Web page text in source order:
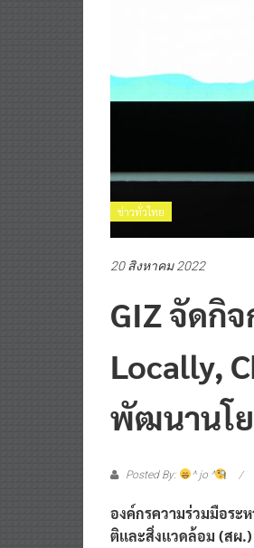
ข่าวทั่วไทย
20 สิงหาคม 2022
GIZ จัดกิ
Locally,
พัฒนานโย
Posted By: ^ jo ^
องค์กรความร่วมมือระห
ติเเละสิ่งเเวดล้อม (ส